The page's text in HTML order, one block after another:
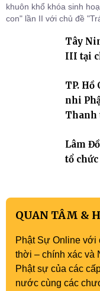
khuôn khổ khóa sinh
con" lần II với chủ đề
cho hơn 60 tu sinh.
Tây
III tại
TP.
nhi
Thanh
Lâm
tổ
QUAN TÂM &
Phật Sự Online với
thời – chính xác và
Phật sự của các
nước cùng các